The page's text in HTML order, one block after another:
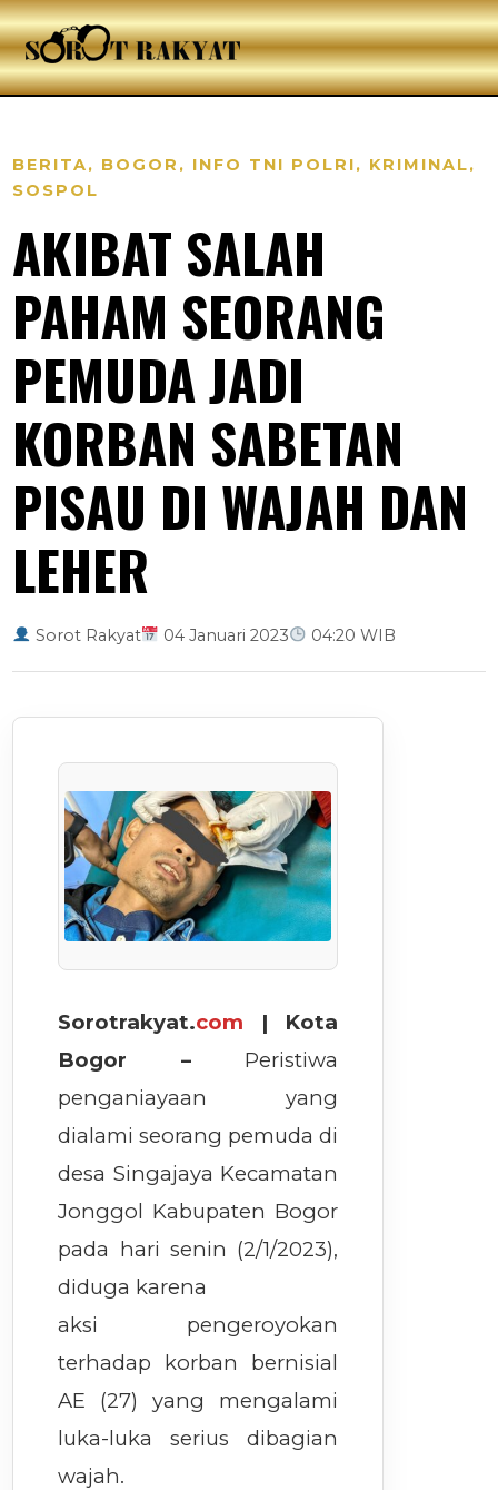
BERITA, BOGOR , INFO TNI POLRI, KRIMINAL,
SOSPOL
AKIBAT SALAH
PAHAM SEORANG
PEMUDA JADI
KORBAN SABETAN
PISAU DI WAJAH DAN
LEHER
Sorot Rakyat 04 Januari 2023 04:20 WIB
Sorotrakyat.com | Kota
Bogor –Peristiwa
penganiayaan yang
dialami seorang pemuda di
desa Singajaya Kecamatan
Jonggol Kabupaten Bogor
pada hari senin (2/1/2023),
diduga karena
aksi pengeroyokan
terhadap korban bernisial
AE (27) yang mengalami
luka-luka serius dibagian
wajah.